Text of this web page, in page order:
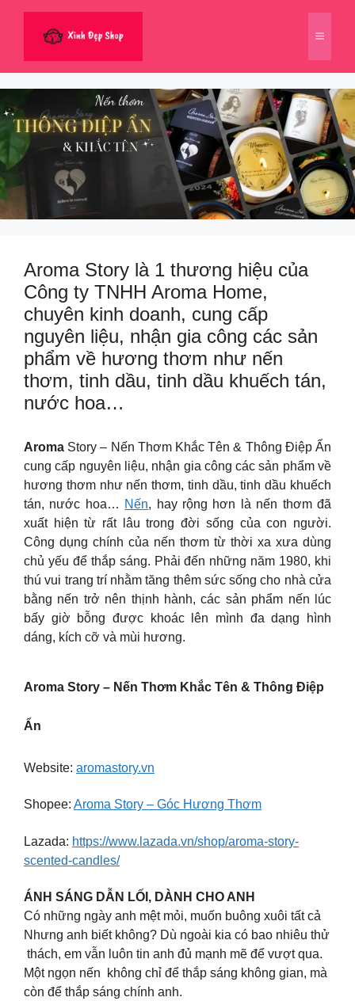
dung
Menu
Aroma Story là 1 thương hiệu của
Công ty TNHH Aroma Home,
chuyên kinh doanh, cung cấp
nguyên liệu, nhận gia công các sản
phẩm về hương thơm như nến
thơm, tinh dầu, tinh dầu khuếch tán,
nước hoa…
Aroma Story – Nến Thơm Khắc Tên & Thông Điệp Ẩn
cung cấp nguyên liệu, nhận gia công các sản phẩm về
hương thơm như nến thơm, tinh dầu, tinh dầu khuếch
tán, nước hoa… Nến, hay rộng hơn là nến thơm đã
xuất hiện từ rất lâu trong đời sống của con người.
Công dụng chính của nến thơm từ thời xa xưa dùng
chủ yếu để thắp sáng. Phải đến những năm 1980, khi
thú vui trang trí nhằm tăng thêm sức sống cho nhà cửa
bằng nến trở nên thịnh hành, các sản phẩm nến lúc
bấy giờ bỗng được khoác lên mình đa dạng hình
dáng, kích cỡ và mùi hương.
Aroma Story – Nến Thơm Khắc Tên & Thông Điệp
Ẩn
Website: aromastory.vn
Shopee: Aroma Story – Góc Hương Thơm
Lazada: https://www.lazada.vn/shop/aroma-story-
scented-candles/
ÁNH SÁNG DẪN LỐI, DÀNH CHO ANH
Có những ngày anh mệt mỏi, muốn buông xuôi tất cả
Nhưng anh biết không? Dù ngoài kia có bao nhiêu thử
thách, em vẫn luôn tin anh đủ mạnh mẽ để vượt qua.
Một ngọn nến không chỉ để thắp sáng không gian, mà
còn để thắp sáng chính anh.